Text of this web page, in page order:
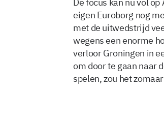
eigen Euroborg nog
met de uitwedstrijd
wegens een enorme
verloor Groningen in
om door te gaan naar
spelen, zou het